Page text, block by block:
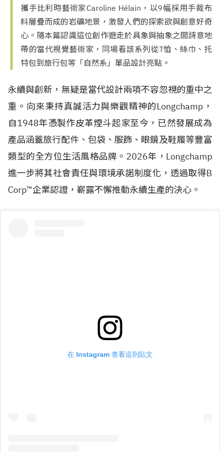
攜手比利時藝術家Caroline Hélain，以9幅採用手裁布
料層疊而成的岩礦地景，激發人們的探索欲與創意好奇
心。隨本篇認識這位創作遊走於具象與抽象之間詩意地
帶的當代視覺藝術家，同場看該系列從T恤、絲巾、托
特包到旅行包等「自然系」單品設計亮點。
永續與創新，無疑是當代設計兩項不容忽視的重中之
重。向來秉持真誠活力與樂觀精神的Longchamp，
自1948年憑製作皮革煙斗起家至今，已然發展成為
產品涵蓋旅行配件、包袋、服飾、眼鏡及鞋履等豐富
類型的全方位生活風格品牌。2026年，Longchamp
進一步將其社會責任與環境承諾制度化，透過取得B
Corp™企業認證，嶄露不懈推動永續生產的決心。
在 Instagram 查看這則貼文